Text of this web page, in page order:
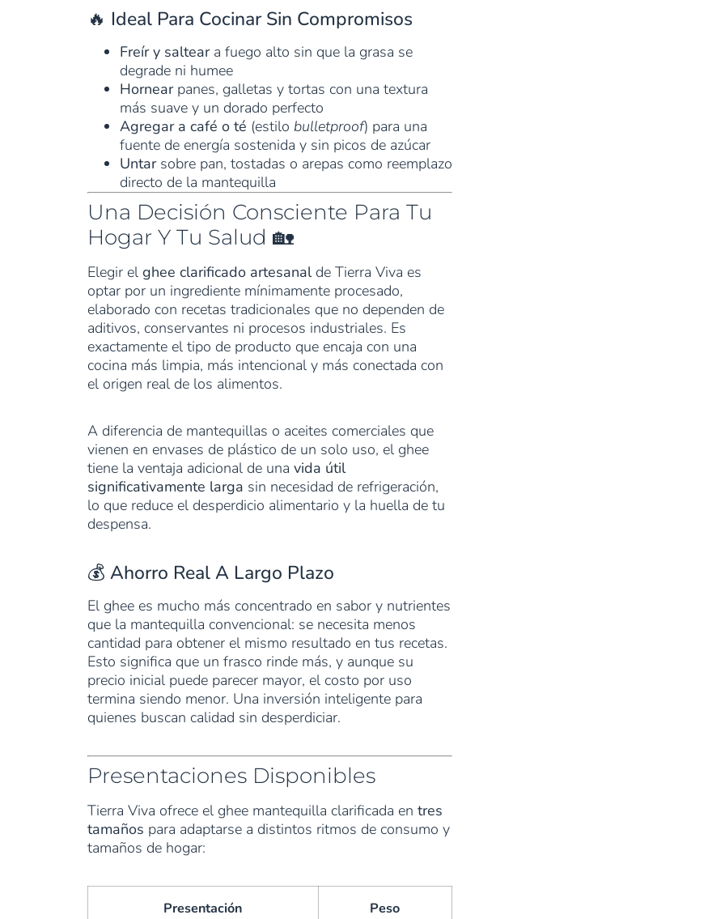
🔥 Ideal Para Cocinar Sin Compromisos
Freír y salteara fuego alto sin que la grasa se
degrade ni humee
Hornearpanes, galletas y tortas con una textura
más suave y un dorado perfecto
Agregar a café o té (estilo bulletproof) para una
fuente de energía sostenida y sin picos de azúcar
Untarsobre pan, tostadas o arepas como reemplazo
directo de la mantequilla
Una Decisión Consciente Para Tu
Hogar Y Tu Salud 🏡
Elegir el ghee clarificado artesanalde Tierra Viva es
optar por un ingrediente mínimamente procesado,
elaborado con recetas tradicionales que no dependen de
aditivos, conservantes ni procesos industriales. Es
exactamente el tipo de producto que encaja con una
cocina más limpia, más intencional y más conectada con
el origen real de los alimentos.
A diferencia de mantequillas o aceites comerciales que
vienen en envases de plástico de un solo uso, el ghee
tiene la ventaja adicional de una vida útil
significativamente larga sin necesidad de refrigeración,
lo que reduce el desperdicio alimentario y la huella de tu
despensa.
💰 Ahorro Real A Largo Plazo
El ghee es mucho más concentrado en sabor y nutrientes
que la mantequilla convencional: se necesita menos
cantidad para obtener el mismo resultado en tus recetas.
Esto significa que un frasco rinde más, y aunque su
precio inicial puede parecer mayor, el costo por uso
termina siendo menor. Una inversión inteligente para
quienes buscan calidad sin desperdiciar.
Presentaciones Disponibles
Tierra Viva ofrece el ghee mantequilla clarificada en tres
tamaños para adaptarse a distintos ritmos de consumo y
tamaños de hogar:
Presentación Peso